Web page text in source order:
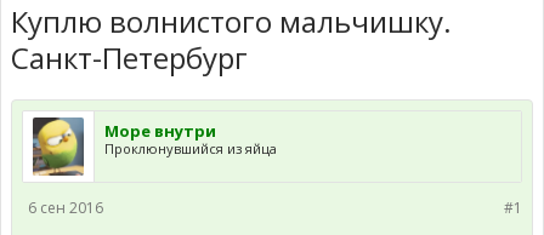
Куплю волнистого мальчишку.
Санкт-Петербург
Море внутри
Проклюнувшийся из яйца
#1
6 сен 2016